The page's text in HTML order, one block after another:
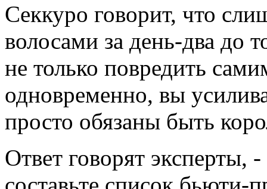
Секкуро говорит, что
волосами за день-два до
не только повредить
одновременно, вы
просто обязаны быть
Ответ говорят эксперты,